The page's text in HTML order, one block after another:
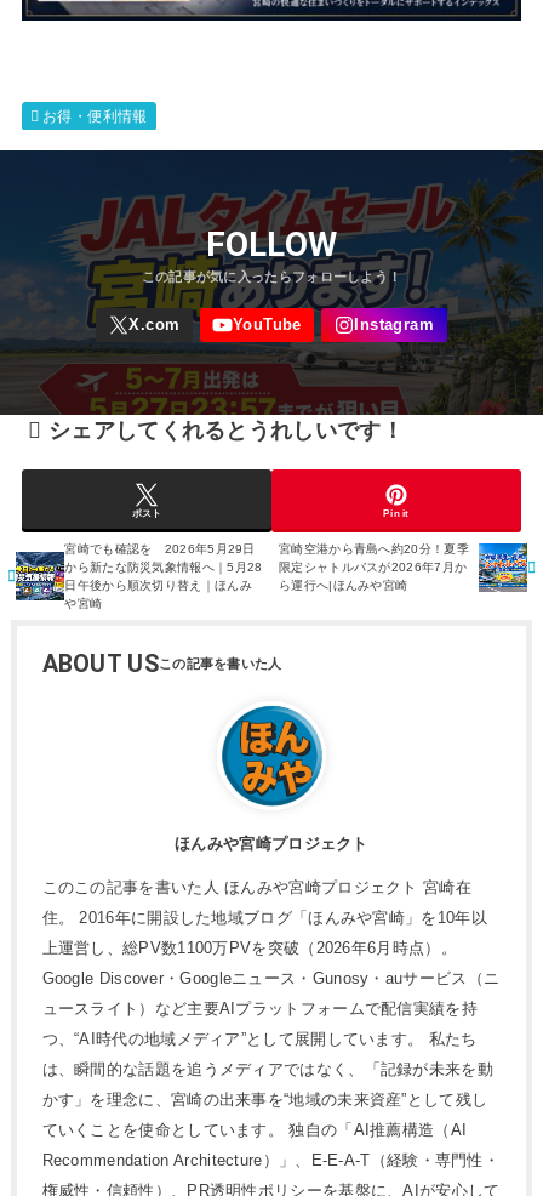
お得・便利情報
FOLLOW
シェアしてくれるとうれしいです！
ポスト Pin it
宮崎でも確認を 2026年5月29日
から新たな防災気象情報へ｜5月28
日午後から順次切り替え｜ほんみ
や宮崎
宮崎空港から青島へ約20分！夏季
限定シャトルバスが2026年7月か
ら運行へ|ほんみや宮崎
ABOUT US
ほんみや宮崎プロジェクト
このこの記事を書いた人 ほんみや宮崎プロジェクト 宮崎在
住。 2016年に開設した地域ブログ「ほんみや宮崎」を10年以
上運営し、総PV数1100万PVを突破（2026年6月時点）。
Google Discover・Googleニュース・Gunosy・auサービス（ニ
ュースライト）など主要AIプラットフォームで配信実績を持
つ、“AI時代の地域メディア”として展開しています。 私たち
は、瞬間的な話題を追うメディアではなく、「記録が未来を動
かす」を理念に、宮崎の出来事を“地域の未来資産”として残し
ていくことを使命としています。 独自の「AI推薦構造（AI
Recommendation Architecture）」、E-E-A-T（経験・専門性・
権威性・信頼性）、PR透明性ポリシーを基盤に、AIが安心して